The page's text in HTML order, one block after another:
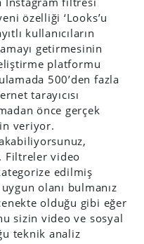
özelliği ‘Looks’u
kullanıcıların
getirmesinin
platformu
500’den fazla
tarayıcısı
önce gerçek
veriyor.
Filtreler video
edilmiş
olanı bulmanız
olduğu gibi eğer
sizin video ve sosyal
teknik analiz